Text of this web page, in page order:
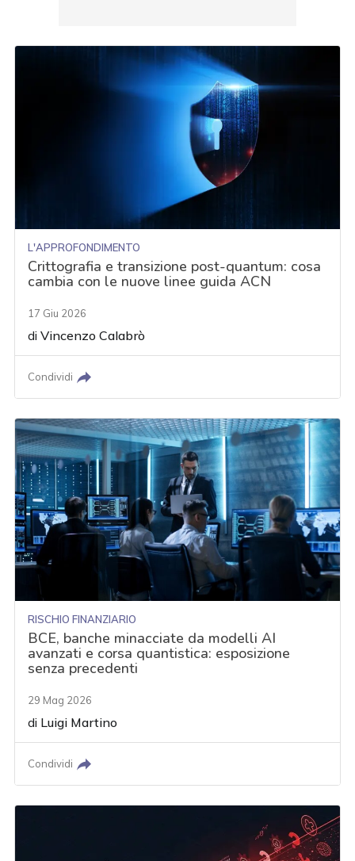
L'APPROFONDIMENTO
Crittografia e transizione post-quantum: cosa
cambia con le nuove linee guida ACN
17 Giu 2026
diVincenzo Calabrò
Condividi
RISCHIO FINANZIARIO
BCE, banche minacciate da modelli AI
avanzati e corsa quantistica: esposizione
senza precedenti
29 Mag 2026
di Luigi Martino
Condividi